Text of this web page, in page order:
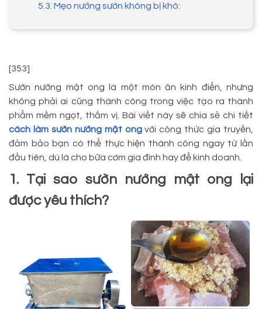
5.3. Mẹo nướng sườn không bị khô:
[353]
Sườn nướng mật ong là một món ăn kinh điển, nhưng
không phải ai cũng thành công trong việc tạo ra thành
phẩm mềm ngọt, thấm vị. Bài viết này sẽ chia sẻ chi tiết
cách làm sườn nướng mật ongvới công thức gia truyền,
đảm bảo bạn có thể thực hiện thành công ngay từ lần
đầu tiên, dù là cho bữa cơm gia đình hay để kinh doanh.
1. Tại sao sườn nướng mật ong lại
được yêu thích?